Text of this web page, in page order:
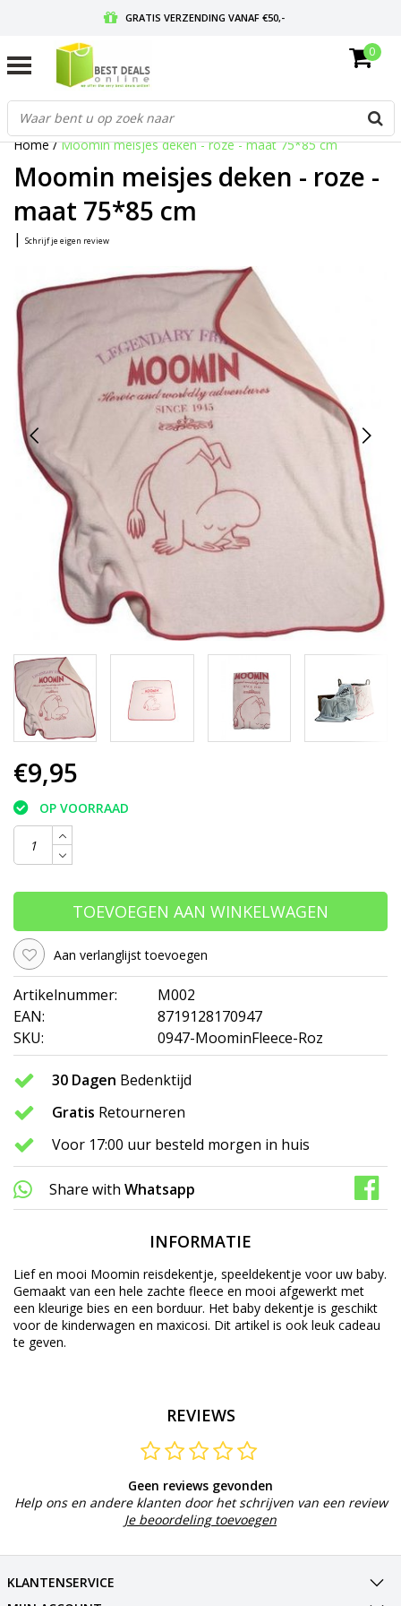
GRATIS VERZENDING VANAF €50,-
GRATIS RETOURNEREN EN 30 DAGEN BEDENKTIJD
0
Home/Moomin meisjes deken - roze - maat 75*85 cm
Moomin meisjes deken - roze -
maat 75*85 cm
| Schrijf je eigen review
€9,95
OP VOORRAAD
TOEVOEGEN AAN WINKELWAGEN
Aan verlanglijst toevoegen
Artikelnummer:
M002
EAN:
8719128170947
SKU:
0947-MoominFleece-Roz
30 Dagen Bedenktijd
Gratis Retourneren
Voor 17:00 uur besteld morgen in huis
Share with Whatsapp
INFORMATIE
Lief en mooi Moomin reisdekentje, speeldekentje voor uw baby.
Gemaakt van een hele zachte fleece en mooi afgewerkt met
een kleurige bies en een borduur. Het baby dekentje is geschikt
voor de kinderwagen en maxicosi. Dit artikel is ook leuk cadeau
te geven.
REVIEWS
Geen reviews gevonden
Help ons en andere klanten door het schrijven van een review
Je beoordeling toevoegen
KLANTENSERVICE